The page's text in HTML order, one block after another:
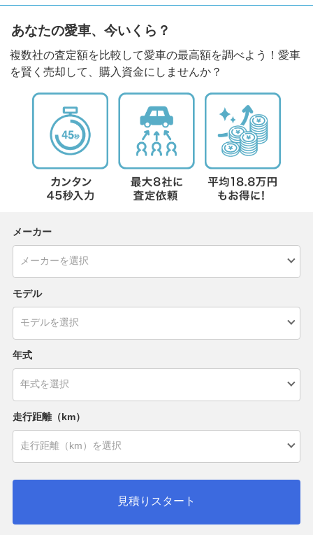
あなたの愛車、今いくら？
複数社の査定額を比較して愛車の最高額を調べよう！愛車
を賢く売却して、購入資金にしませんか？
メーカー
モデル
年式
走行距離（km）
見積りスタート